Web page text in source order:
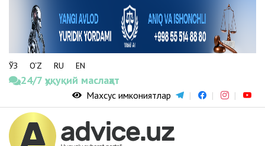
ЎЗ O‘Z RU EN
24/7 ҳуқуқий маслаҳат
Махсус имкониятлар